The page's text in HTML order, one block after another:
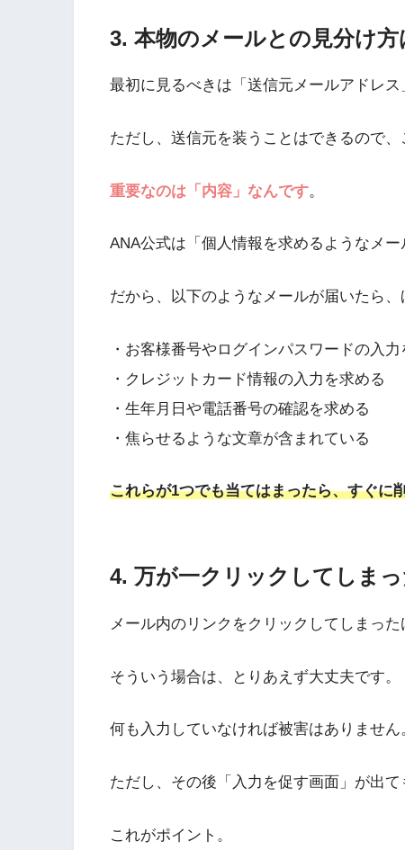
3. 本物のメールとの見分け方
最初に見るべきは「送信元メールアドレス
ただし、送信元を装うことはできるので、
重要なのは「内容」なんです。
ANA公式は「個人情報を求めるようなメ
だから、以下のようなメールが届いたら、
・お客様番号やログインパスワードの入力
・クレジットカード情報の入力を求める
・生年月日や電話番号の確認を求める
・焦らせるような文章が含まれている
これらが1つでも当てはまったら、すぐに
4. 万が一クリックしてしまっ
メール内のリンクをクリックしてしまった
そういう場合は、とりあえず大丈夫です。
何も入力していなければ被害はありません
ただし、その後「入力を促す画面」が出て
これがポイント。